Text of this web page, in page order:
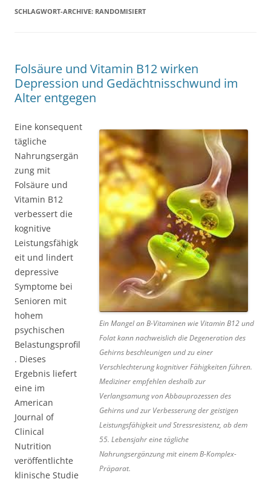
SCHLAGWORT-ARCHIVE: RANDOMISIERT
Folsäure und Vitamin B12 wirken
Depression und Gedächtnisschwund im
Alter entgegen
Ein Mangel an B-Vitaminen wie Vitamin B12 und
Folat kann nachweislich die Degeneration des
Gehirns beschleunigen und zu einer
Verschlechterung kognitiver Fähigkeiten führen.
Mediziner empfehlen deshalb zur
Verlangsamung von Abbauprozessen des
Gehirns und zur Verbesserung der geistigen
Leistungsfähigkeit und Stressresistenz, ab dem
55. Lebensjahr eine tägliche
Nahrungsergänzung mit einem B-Komplex-
Präparat.
Eine konsequent
tägliche
Nahrungsergän
zung mit
Folsäure und
Vitamin B12
verbessert die
kognitive
Leistungsfähigk
eit und lindert
depressive
Symptome bei
Senioren mit
hohem
psychischen
Belastungsprofil
. Dieses
Ergebnis liefert
eine im
American
Journal of
Clinical
Nutrition
veröffentlichte
klinische Studie